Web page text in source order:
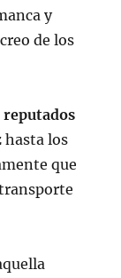
y
de los
hasta los
que